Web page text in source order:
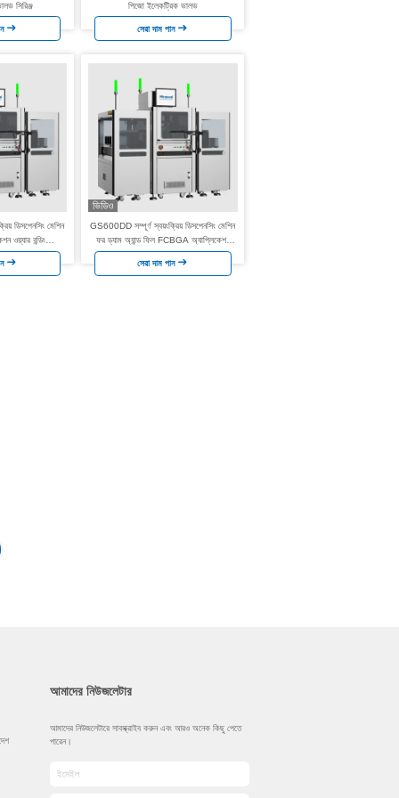
সিরিঞ্জ পিজো ইলেকট্রিক ভালভ
সেরা দাম পান
ডিসপেনসিং মেশিন
ওয়্যার বন্ডিং
ভিডিও
GS600DD সম্পূর্ণ স্বয়ংক্রিয় ডিসপেনসিং মেশিন
ফর ড্যাম অ্যান্ড ফিল FCBGA অ্যাপ্লিকেশন
ওয়্যার বন্ডিং এনক্যাপসুলেশন
সেরা দাম পান
আমাদের নিউজলেটার
আমাদের নিউজলেটারে সাবস্ক্রাইব করুন এবং আরও অনেক কিছু পেতে
পারেন।